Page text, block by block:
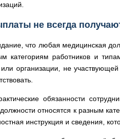
не всегда
что любая медицинская
категориям работников и
организации, не
обязанности
относятся к разным
инструкция и сведения,